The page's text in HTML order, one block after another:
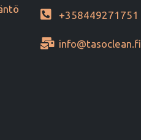
+358449271751
info@tasoclean.fi